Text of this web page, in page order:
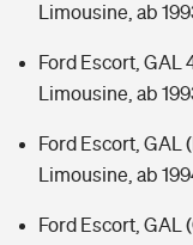
Limousine, ab
Ford Escort, GAL
Limousine, ab
Ford Escort, GAL
Limousine, ab
Ford Escort, GAL